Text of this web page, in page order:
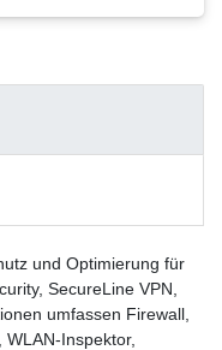
und Optimierung für
SecureLine VPN,
umfassen Firewall,
Inspektor,